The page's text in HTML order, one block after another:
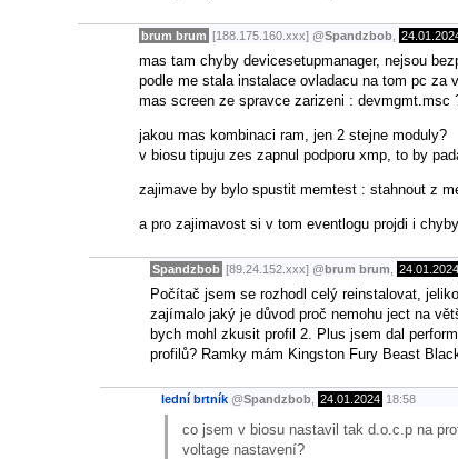
brum brum [188.175.160.xxx] @Spandzbob
mas tam chyby devicesetupmanager, nejsou
podle me stala instalace ovladacu na tom pc za
mas screen ze spravce zarizeni : devmgmt.msc
jakou mas kombinaci ram, jen 2 stejne moduly?
v biosu tipuju zes zapnul podporu xmp, to by
zajimave by bylo spustit memtest : stahnout z
a pro zajimavost si v tom eventlogu projdi i
Spandzbob [89.24.152.xxx] @ brum brum 24.01.2024
Počítač jsem se rozhodl celý reinstalovat,
zajímalo jaký je důvod proč nemohu ject na
bych mohl zkusit profil 2. Plus jsem dal
profilů? Ramky mám Kingston Fury Beast
lední brtník @Spandzbob 24.01.2024 18:58
co jsem v biosu nastavil tak d.o.c.p na
voltage nastavení?